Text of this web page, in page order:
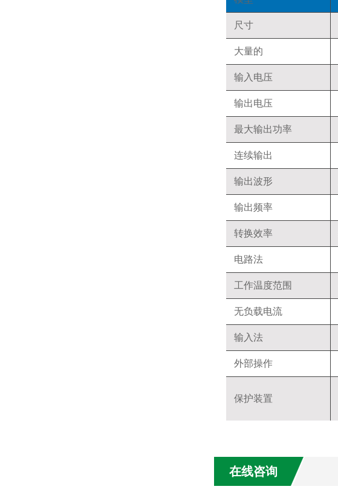
尺寸
大量的
输入电压
输出电压
最大输出功率
连续输出
输出波形
输出频率
转换效率
电路法
工作温度范围
无负载电流
输入法
外部操作
保护装置
在线咨询